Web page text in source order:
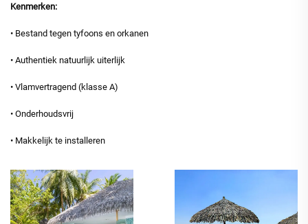
Kenmerken:
• Bestand tegen tyfoons en orkanen
• Authentiek natuurlijk uiterlijk
• Vlamvertragend (klasse A)
• Onderhoudsvrij
• Makkelijk te installeren